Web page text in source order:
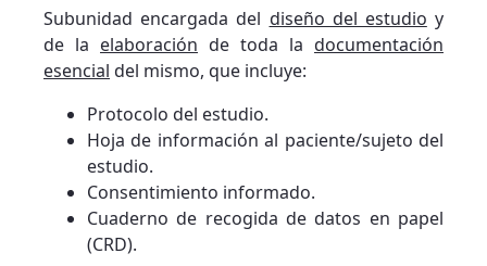
Subunidad encargada del diseño del estudio y
de la elaboración de toda la documentación
esencial del mismo, que incluye:
Protocolo del estudio.
Hoja de información al paciente/sujeto del
estudio.
Consentimiento informado.
Cuaderno de recogida de datos en papel
(CRD).